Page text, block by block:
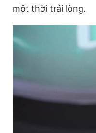
một thời trải lòng.